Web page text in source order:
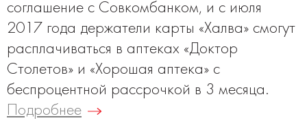
соглашение с Совкомбанком, и с июля
2017 года держатели карты «Халва» смогут
расплачиваться в аптеках «Доктор
Столетов» и «Хорошая аптека» с
беспроцентной рассрочкой в 3 месяца.
Подробнее